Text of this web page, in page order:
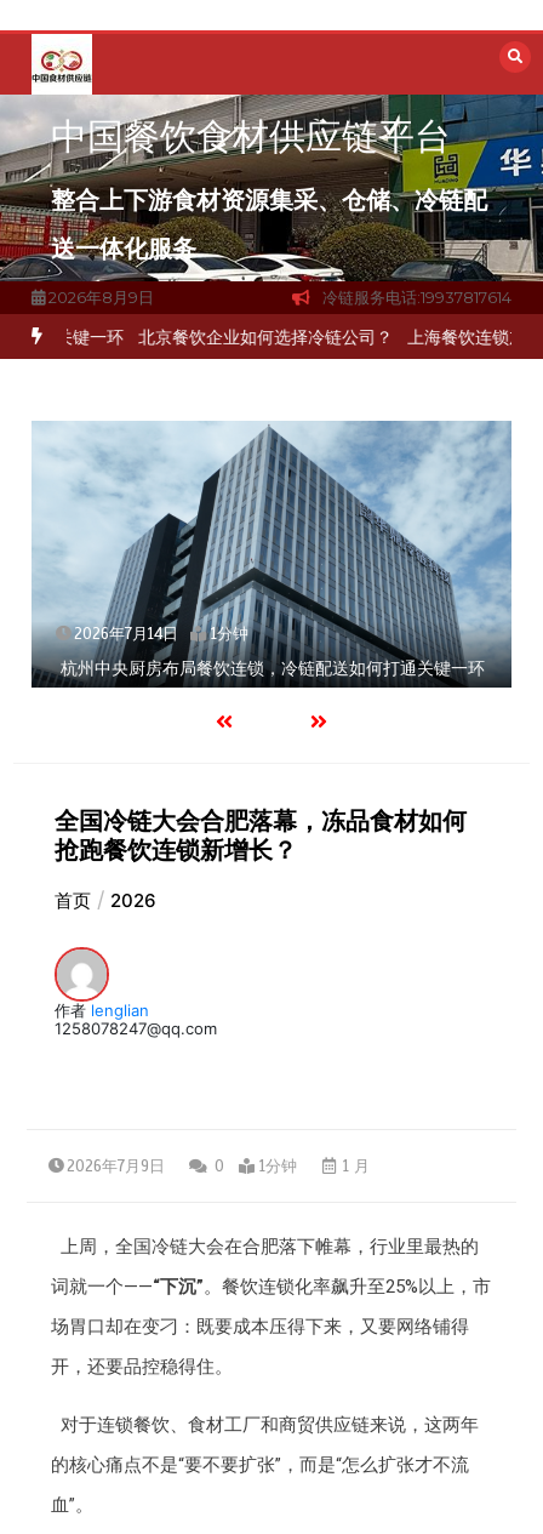
容
中国餐饮食材供应链平台
整合上下游食材资源集采、仓储、冷链配
送一体化服务
2026年8月9日 冷链服务电话:19937817614
关键一环 北京餐饮企业如何选择冷链公司？ 上海餐饮连锁加速，冷
2026年7月14日 1分钟
杭州中央厨房布局餐饮连锁，冷链配送如何打通关键一环
全国冷链大会合肥落幕，冻品食材如何
抢跑餐饮连锁新增长？
首页 2026
作者 lenglian
1258078247@qq.com
2026年7月9日 0 1分钟 1 月
上周，全国冷链大会在合肥落下帷幕，行业里最热的
词就一个——“下沉”。餐饮连锁化率飙升至25%以上，市
场胃口却在变刁：既要成本压得下来，又要网络铺得
开，还要品控稳得住。
对于连锁餐饮、食材工厂和商贸供应链来说，这两年
的核心痛点不是“要不要扩张”，而是“怎么扩张才不流
血”。